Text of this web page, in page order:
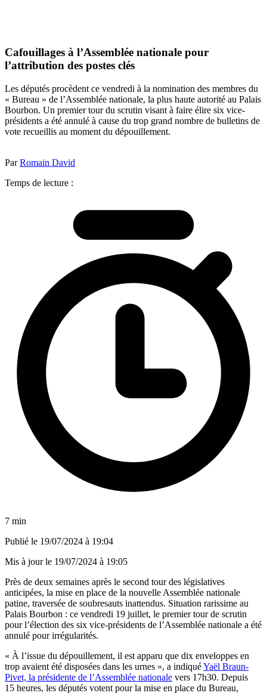
Cafouillages à l’Assemblée nationale pour
l’attribution des postes clés
Les députés procèdent ce vendredi à la nomination des membres du
« Bureau » de l’Assemblée nationale, la plus haute autorité au Palais
Bourbon. Un premier tour du scrutin visant à faire élire six vice-
présidents a été annulé à cause du trop grand nombre de bulletins de
vote recueillis au moment du dépouillement.
ParRomain David
Temps de lecture :
7 min
Publié le 19/07/2024 à 19:04
Mis à jour le 19/07/2024 à 19:05
Près de deux semaines après le second tour des législatives
anticipées, la mise en place de la nouvelle Assemblée nationale
patine, traversée de soubresauts inattendus. Situation rarissime au
Palais Bourbon : ce vendredi 19 juillet, le premier tour de scrutin
pour l’élection des six vice-présidents de l’Assemblée nationale a été
annulé pour irrégularités.
« À l’issue du dépouillement, il est apparu que dix enveloppes en
trop avaient été disposées dans les urnes », a indiquéYaël Braun-
Pivet, la présidente de l’Assemblée nationale vers 17h30. Depuis
15 heures, les députés votent pour la mise en place du Bureau,